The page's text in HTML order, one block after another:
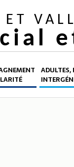
ET
ADULTES,